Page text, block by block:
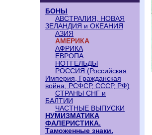
БОНЫ
АВСТРАЛИЯ, НОВАЯ
ЗЕЛАНДИЯ и ОКЕАНИЯ
АЗИЯ
АМЕРИКА
АФРИКА
ЕВРОПА
НОТГЕЛЬДЫ
РОССИЯ (Российская
Империя, Гражданская
война, РСФСР, СССР, РФ)
СТРАНЫ СНГ и
БАЛТИИ
ЧАСТНЫЕ ВЫПУСКИ
НУМИЗМАТИКА
ФАЛЕРИСТИКА.
Таможенные знаки.